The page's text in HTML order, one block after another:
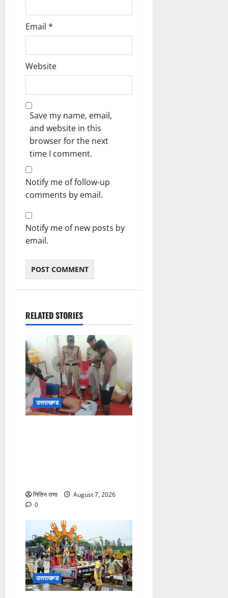
Email *
Website
Save my name, email,
and website in this
browser for the next
time I comment.
Notify me of follow-up
comments by email.
Notify me of new posts by
email.
RELATED STORIES
उत्तराखण्ड
नितिन राणा
August 7, 2026
0
उत्तराखण्ड